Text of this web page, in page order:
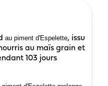
au piment d'Espelette, issu
au maïs grain et
103 jours